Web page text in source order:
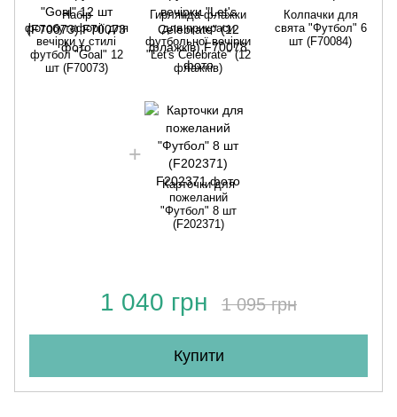
Набір
фотобутафорії для
вечірки у стилі
футбол "Goal" 12
шт (F70073)
Гирлянда-флажки
для прикраси
футбольної вечірки
"Let's Celebrate" (12
флажків)
Колпачки для
свята "Футбол" 6
шт (F70084)
Карточки для
пожеланий
"Футбол" 8 шт
(F202371)
1 040 грн 1 095 грн
Купити